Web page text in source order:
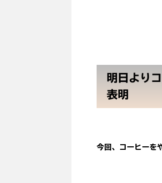
明日より
表明
今回、コーヒーを